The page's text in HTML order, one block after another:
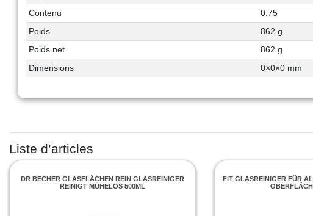
Contenu
0.75
Poids
862 g
Poids net
862 g
Dimensions
0×0×0 mm
Liste d’articles
DR BECHER GLASFLÄCHEN REIN GLASREINIGER
REINIGT MÜHELOS 500ML
FIT GLASREINIGER FÜR